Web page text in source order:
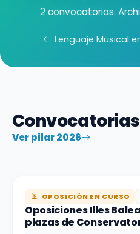
2 convocatorias.
Lenguaje Musical
Convocatorias
Ver pilar 2026
OPOSICIÓN EN CURSO
Oposiciones Illes
plazas de